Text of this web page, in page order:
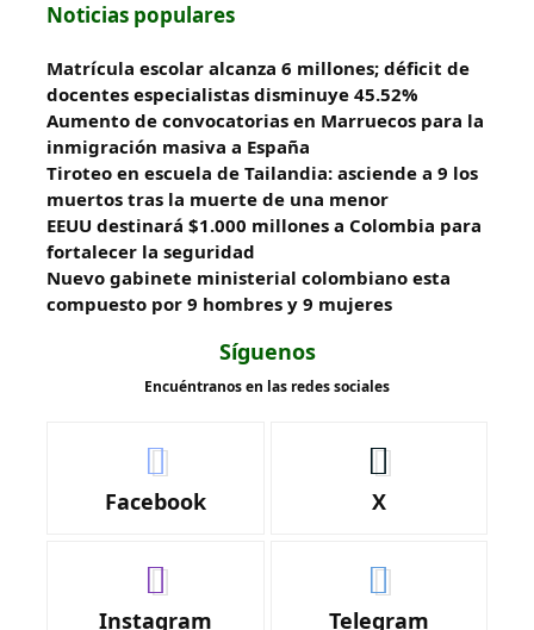
Noticias populares
Matrícula escolar alcanza 6 millones; déficit de
docentes especialistas disminuye 45.52%
Aumento de convocatorias en Marruecos para la
inmigración masiva a España
Tiroteo en escuela de Tailandia: asciende a 9 los
muertos tras la muerte de una menor
EEUU destinará $1.000 millones a Colombia para
fortalecer la seguridad
Nuevo gabinete ministerial colombiano esta
compuesto por 9 hombres y 9 mujeres
Síguenos
Encuéntranos en las redes sociales
Facebook X
Instagram Telegram